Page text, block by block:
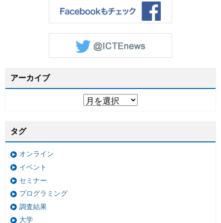
アーカイブ
タグ
オンライン
イベント
セミナー
プログラミング
調査結果
大学